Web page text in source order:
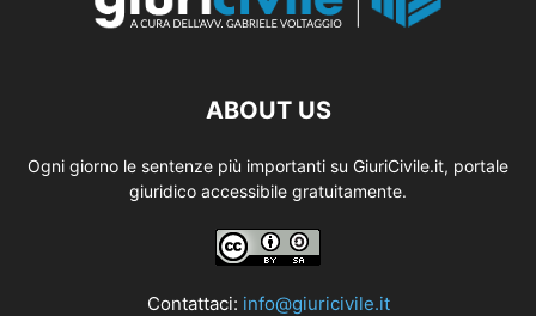
ABOUT US
Ogni giorno le sentenze più importanti su GiuriCivile.it, portale
giuridico accessibile gratuitamente.
Contattaci: info@giuricivile.it